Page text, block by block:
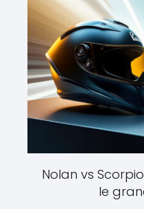
Nolan vs
le